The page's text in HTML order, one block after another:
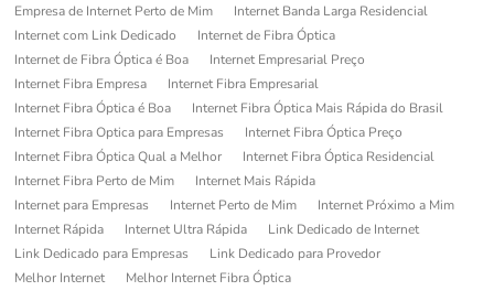
Empresa de Internet Perto de Mim
Internet Banda Larga Residencial
Internet com Link Dedicado
Internet de Fibra Óptica
Internet de Fibra Óptica é Boa
Internet Empresarial Preço
Internet Fibra Empresa
Internet Fibra Empresarial
Internet Fibra Óptica é Boa
Internet Fibra Óptica Mais Rápida do Brasil
Internet Fibra Optica para Empresas
Internet Fibra Óptica Preço
Internet Fibra Óptica Qual a Melhor
Internet Fibra Óptica Residencial
Internet Fibra Perto de Mim
Internet Mais Rápida
Internet para Empresas
Internet Perto de Mim
Internet Próximo a Mim
Internet Rápida
Internet Ultra Rápida
Link Dedicado de Internet
Link Dedicado para Empresas
Link Dedicado para Provedor
Melhor Internet
Melhor Internet Fibra Óptica